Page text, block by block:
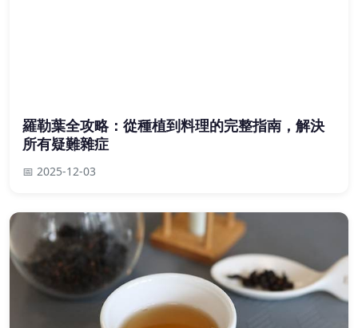
羅勒葉全攻略：從種植到料理的完整指南，解決
所有疑難雜症
📅 2025-12-03